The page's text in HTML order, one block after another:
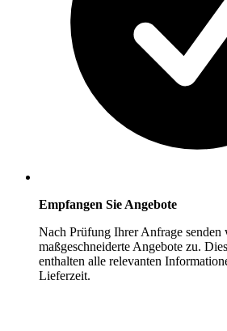
Empfangen Sie Angebote
Nach Prüfung Ihrer Anfrage senden
maßgeschneiderte Angebote zu.
enthalten alle relevanten
Lieferzeit.